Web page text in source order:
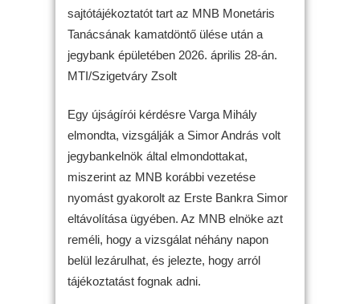
sajtótájékoztatót tart az MNB Monetáris
Tanácsának kamatdöntő ülése után a
jegybank épületében 2026. április 28-án.
MTI/Szigetváry Zsolt
Egy újságírói kérdésre Varga Mihály
elmondta, vizsgálják a Simor András volt
jegybankelnök által elmondottakat,
miszerint az MNB korábbi vezetése
nyomást gyakorolt az Erste Bankra Simor
eltávolítása ügyében. Az MNB elnöke azt
reméli, hogy a vizsgálat néhány napon
belül lezárulhat, és jelezte, hogy arról
tájékoztatást fognak adni.